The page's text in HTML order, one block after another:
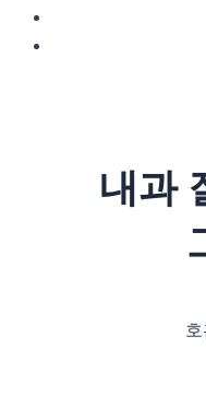
내과